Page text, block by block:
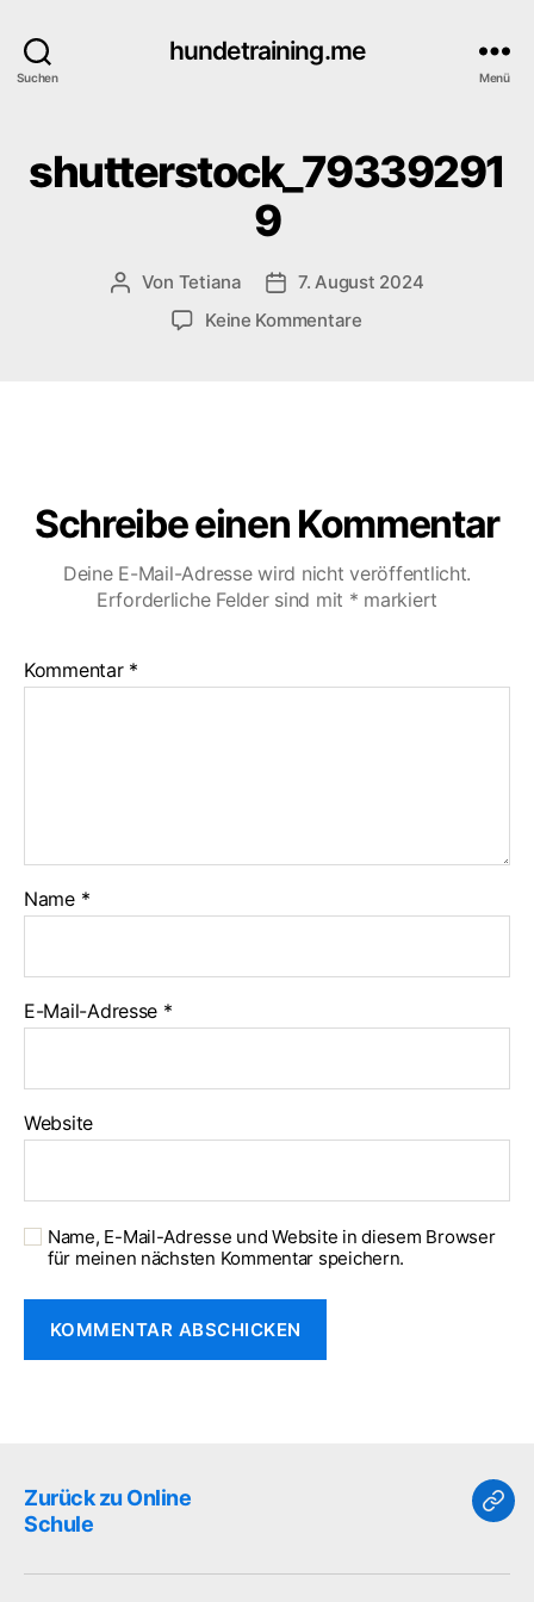
Suchen
hundetraining.me
Menü
shutterstock_79339291
9
Beitragsautor
Von Tetiana Veröffentlichungsdatum
7. August 2024
Keine Kommentarezu
Schreibe einen Kommentar
Deine E-Mail-Adresse wird nicht veröffentlicht.
Erforderliche Felder sind mit * markiert
Kommentar *
Name *
E-Mail-Adresse *
Website
Name, E-Mail-Adresse und Website in diesem Browser
für meinen nächsten Kommentar speichern.
Zurück zu Online
Schule